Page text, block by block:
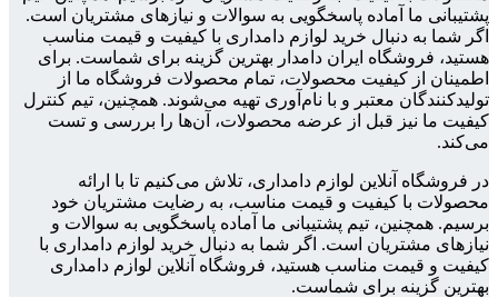
پشتیبانی ما آماده پاسخگویی به سوالات و نیازهای مشتریان است.
اگر شما به دنبال خرید لوازم دامداری با کیفیت و قیمت مناسب
هستید، فروشگاه ایران دامدار بهترین گزینه برای شماست. برای
اطمینان از کیفیت محصولات، تمام محصولات فروشگاه ما از
تولیدکنندگان معتبر و با نام‌آوری تهیه می‌شوند. همچنین، تیم کنترل
کیفیت ما نیز قبل از عرضه محصولات، آن‌ها را بررسی و تست
می‌کند.
در فروشگاه آنلاین لوازم دامداری، تلاش می‌کنیم تا با ارائه
محصولات با کیفیت و قیمت مناسب، به رضایت مشتریان خود
برسیم. همچنین، تیم پشتیبانی ما آماده پاسخگویی به سوالات و
نیازهای مشتریان است. اگر شما به دنبال خرید لوازم دامداری با
کیفیت و قیمت مناسب هستید، فروشگاه آنلاین لوازم دامداری
بهترین گزینه برای شماست.